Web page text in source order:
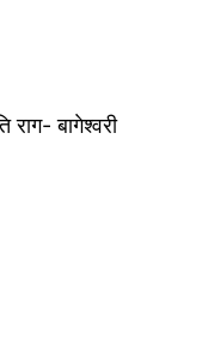
बागेश्वरी